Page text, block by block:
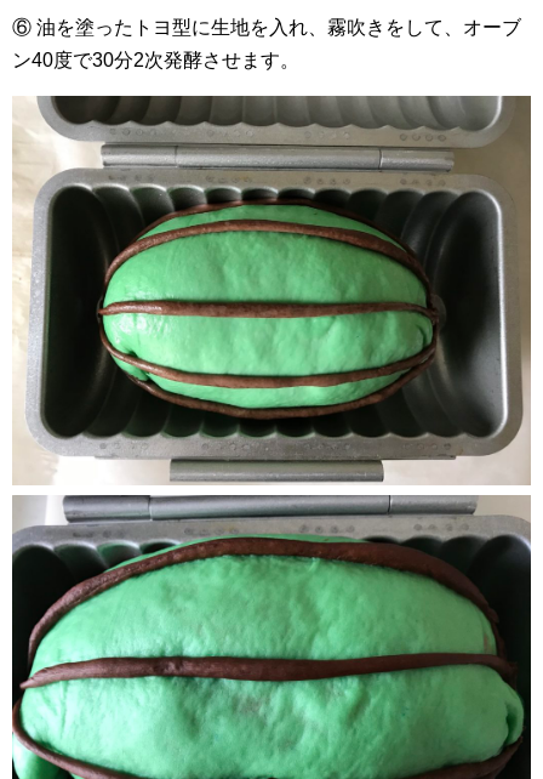
⑥ 油を塗ったトヨ型に生地を入れ、霧吹きをして、オーブ
ン40度で30分2次発酵させます。